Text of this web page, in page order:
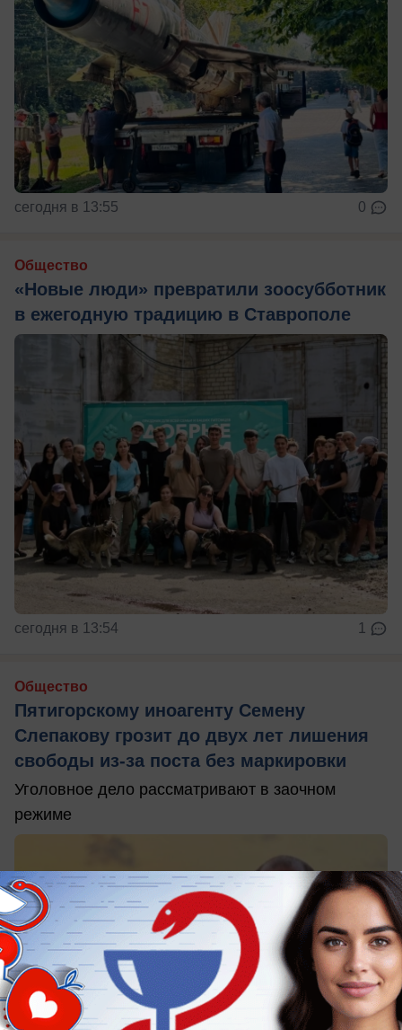
сегодня в 13:55 0
Общество
«Новые люди» превратили зоосубботник
в ежегодную традицию в Ставрополе
сегодня в 13:54 1
Общество
Пятигорскому иноагенту Семену
Слепакову грозит до двух лет лишения
свободы из-за поста без маркировки
Уголовное дело рассматривают в заочном
режиме